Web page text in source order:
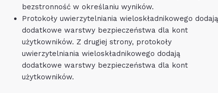
bezstronność w określaniu wyników.
Protokoły uwierzytelniania wieloskładnikowego dodają
dodatkowe warstwy bezpieczeństwa dla kont
użytkowników. Z drugiej strony, protokoły
uwierzytelniania wieloskładnikowego dodają
dodatkowe warstwy bezpieczeństwa dla kont
użytkowników.